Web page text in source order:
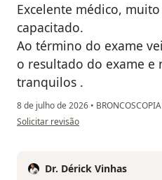
Excelente médico,
capacitado.
Ao término do exame
o resultado do exame e
tranquilos .
8 de julho de 2026 •
na opinião do utilizador José Antônio
Solicitar revisão
Dr. Dérick Vinhas